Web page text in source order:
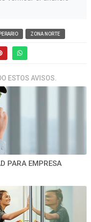
ZONA NORTE
ESTOS AVISOS.
PARA EMPRESA